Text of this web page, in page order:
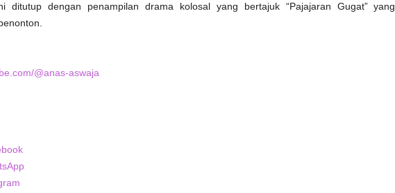
ditutup dengan penampilan drama kolosal yang bertajuk “Pajajaran Gugat” yang
@anas-aswaja